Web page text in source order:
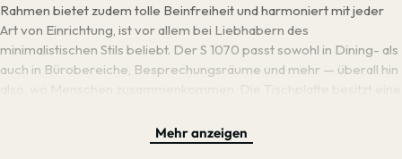
Rahmen bietet zudem tolle Beinfreiheit und harmoniert mit jeder
Art von Einrichtung, ist vor allem bei Liebhabern des
minimalistischen Stils beliebt. Der S 1070 passt sowohl in Dining- als
auch in Bürobereiche, Besprechungsräume und mehr — überall hin
Versionen erhältlich, welche als S 1071 und S 1072 bekannt und
ebenfalls bei minimum erhältlich sind.
Mehr anzeigen